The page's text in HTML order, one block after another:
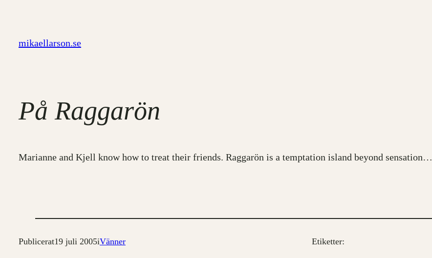
innehåll
mikaellarson.se
På Raggarön
Marianne and Kjell know how to treat their friends. Raggarön is a temptation island beyond sensation…
Publicerat19 juli 2005iVänner Etiketter: